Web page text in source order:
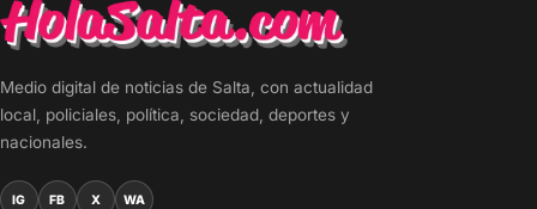
Medio digital de noticias de Salta, con actualidad
local, policiales, política, sociedad, deportes y
nacionales.
IG FB X WA